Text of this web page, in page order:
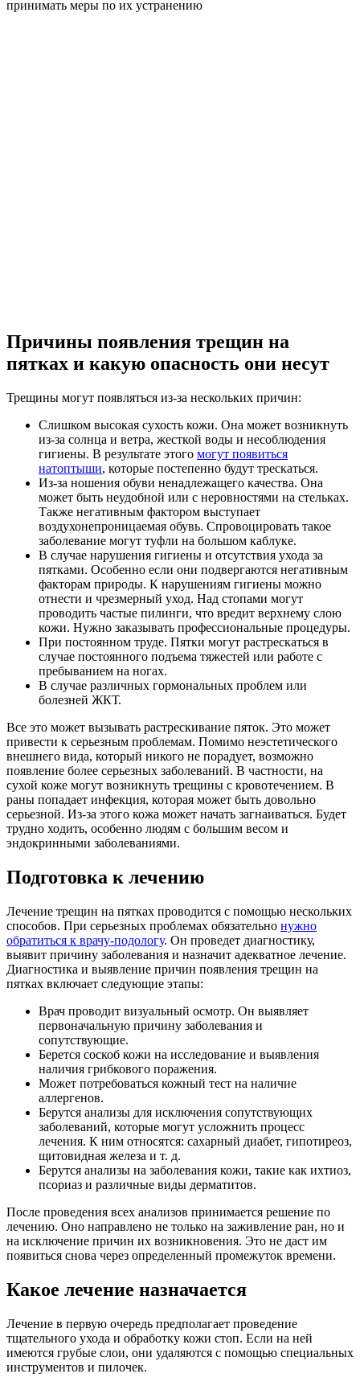
принимать меры по их устранению
Причины появления трещин на
пятках и какую опасность они несут
Трещины могут появляться из-за нескольких причин:
Слишком высокая сухость кожи. Она может возникнуть
из-за солнца и ветра, жесткой воды и несоблюдения
гигиены. В результате этого могут появиться
натоптыши, которые постепенно будут трескаться.
Из-за ношения обуви ненадлежащего качества. Она
может быть неудобной или с неровностями на стельках.
Также негативным фактором выступает
воздухонепроницаемая обувь. Спровоцировать такое
заболевание могут туфли на большом каблуке.
В случае нарушения гигиены и отсутствия ухода за
пятками. Особенно если они подвергаются негативным
факторам природы. К нарушениям гигиены можно
отнести и чрезмерный уход. Над стопами могут
проводить частые пилинги, что вредит верхнему слою
кожи. Нужно заказывать профессиональные процедуры.
При постоянном труде. Пятки могут растрескаться в
случае постоянного подъема тяжестей или работе с
пребыванием на ногах.
В случае различных гормональных проблем или
болезней ЖКТ.
Все это может вызывать растрескивание пяток. Это может
привести к серьезным проблемам. Помимо неэстетического
внешнего вида, который никого не порадует, возможно
появление более серьезных заболеваний. В частности, на
сухой коже могут возникнуть трещины с кровотечением. В
раны попадает инфекция, которая может быть довольно
серьезной. Из-за этого кожа может начать загнаиваться. Будет
трудно ходить, особенно людям с большим весом и
эндокринными заболеваниями.
Подготовка к лечению
Лечение трещин на пятках проводится с помощью нескольких
способов. При серьезных проблемах обязательно нужно
обратиться к врачу-подологу. Он проведет диагностику,
выявит причину заболевания и назначит адекватное лечение.
Диагностика и выявление причин появления трещин на
пятках включает следующие этапы:
Врач проводит визуальный осмотр. Он выявляет
первоначальную причину заболевания и
сопутствующие.
Берется соскоб кожи на исследование и выявления
наличия грибкового поражения.
Может потребоваться кожный тест на наличие
аллергенов.
Берутся анализы для исключения сопутствующих
заболеваний, которые могут усложнить процесс
лечения. К ним относятся: сахарный диабет, гипотиреоз,
щитовидная железа и т. д.
Берутся анализы на заболевания кожи, такие как ихтиоз,
псориаз и различные виды дерматитов.
После проведения всех анализов принимается решение по
лечению. Оно направлено не только на заживление ран, но и
на исключение причин их возникновения. Это не даст им
появиться снова через определенный промежуток времени.
Какое лечение назначается
Лечение в первую очередь предполагает проведение
тщательного ухода и обработку кожи стоп. Если на ней
имеются грубые слои, они удаляются с помощью специальных
инструментов и пилочек.